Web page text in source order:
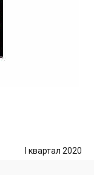
I квартал 2020